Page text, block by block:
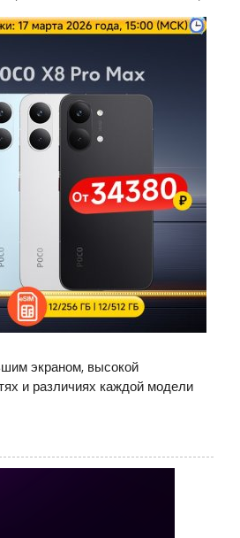
экраном, высокой
и различиях каждой модели